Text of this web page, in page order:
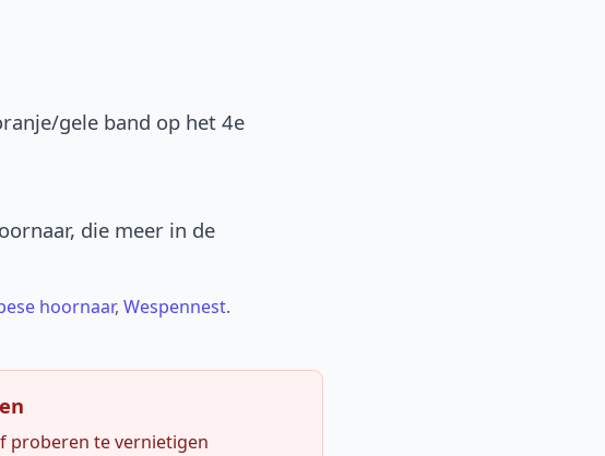
gele band op het 4e
die meer in de
hoornaar, Wespennest.
proberen te vernietigen